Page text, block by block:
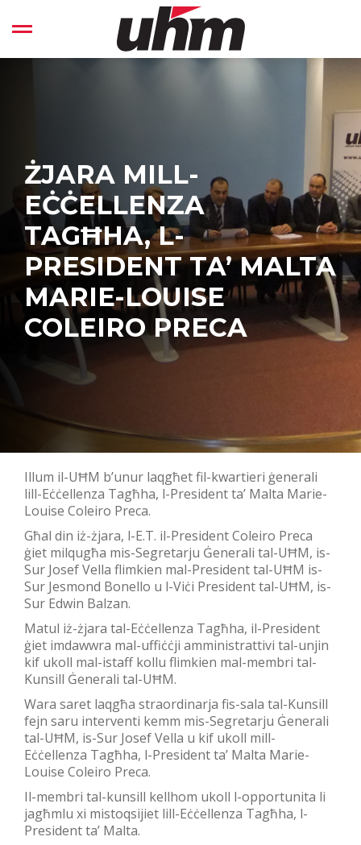
Open left Panel
ŻJARA MILL-
EĊĊELLENZA
TAGĦHA, L-
PRESIDENT TA’ MALTA
MARIE-LOUISE
COLEIRO PRECA
Illum il-UĦM b’unur laqgħet fil-kwartieri ġenerali
lill-Eċċellenza Tagħha, l-President ta’ Malta Marie-
Louise Coleiro Preca.
Għal din iż-żjara, l-E.T. il-President Coleiro Preca
ġiet milqugħa mis-Segretarju Ġenerali tal-UĦM, is-
Sur Josef Vella flimkien mal-President tal-UĦM is-
Sur Jesmond Bonello u l-Viċi President tal-UĦM, is-
Sur Edwin Balzan.
Matul iż-żjara tal-Eċċellenza Tagħha, il-President
ġiet imdawwra mal-uffiċċji amministrattivi tal-unjin
kif ukoll mal-istaff kollu flimkien mal-membri tal-
Kunsill Ġenerali tal-UĦM.
Wara saret laqgħa straordinarja fis-sala tal-Kunsill
fejn saru interventi kemm mis-Segretarju Ġenerali
tal-UĦM, is-Sur Josef Vella u kif ukoll mill-
Eċċellenza Tagħha, l-President ta’ Malta Marie-
Louise Coleiro Preca.
Il-membri tal-kunsill kellhom ukoll l-opportunita li
jagħmlu xi mistoqsijiet lill-Eċċellenza Tagħha, l-
President ta’ Malta.